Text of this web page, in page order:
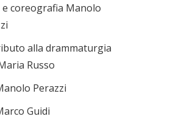
e coreografia Manolo
alla drammaturgia
Russo
Perazzi
Guidi